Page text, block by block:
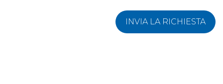
INVIA LA RICHIESTA